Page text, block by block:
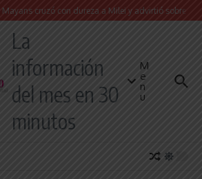
cruzó con dureza a Milei y advirtió sobre un
La
información
del mes en 30
minutos
M
e
n
u